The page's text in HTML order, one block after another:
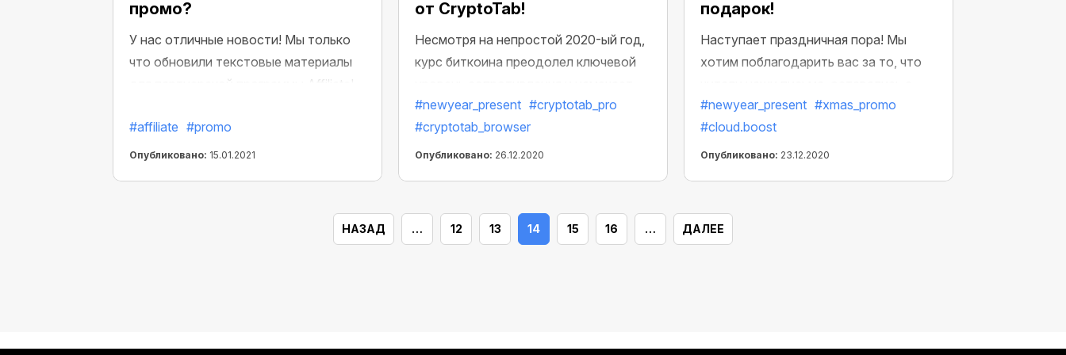
промо?
У нас отличные новости! Мы только
что обновили текстовые материалы
для партнерской программы Affiliate!
#affiliate #promo
Опубликовано: 15.01.2021
от CryptoTab!
Несмотря на непростой 2020-ый год,
курс биткоина преодолел ключевой
дальнейший рост! Благодарим за то,
что пользуешься продуктами
CryptoTab и дарим тебе лучший
скидкой 50%! Желаем счастливого
майнинга и Нового года уже с
#newyear_present #cryptotab_pro
#cryptotab_browser
Опубликовано: 26.12.2020
подарок!
Наступает праздничная пора! Мы
хотим поблагодарить вас за то, что
нами и пользовались нашими
продуктами. Мы приготовили для вас
особенное предложение —
праздничные дни!
#newyear_present #xmas_promo
#cloud.boost
Опубликовано: 23.12.2020
НАЗАД … 12 13 14 15 16 … ДАЛЕЕ